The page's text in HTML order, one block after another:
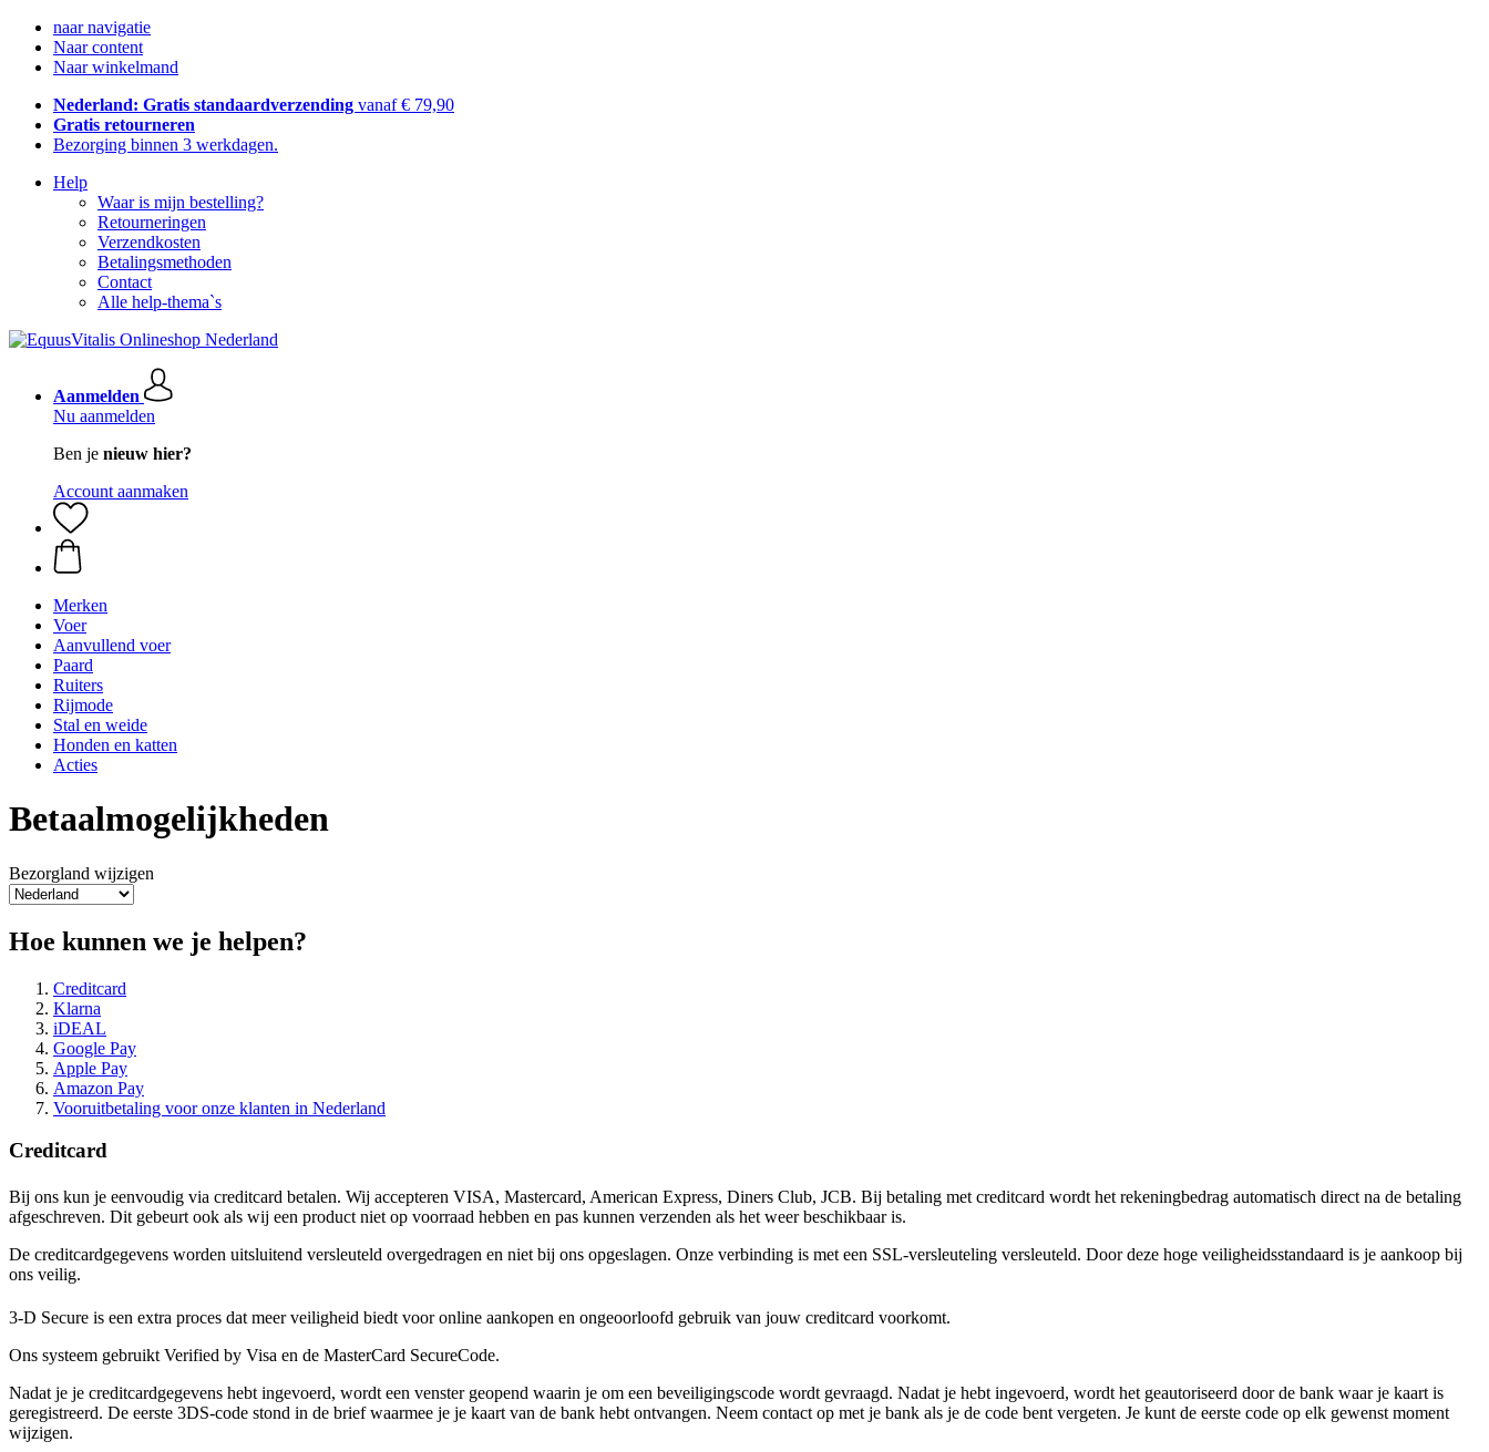
naar navigatie
Naar content
Naar winkelmand
Nederland: Gratis standaardverzending vanaf € 79,90
Gratis retourneren
Bezorging binnen 3 werkdagen.
Help
Waar is mijn bestelling?
Retourneringen
Verzendkosten
Betalingsmethoden
Contact
Alle help-thema`s
Aanmelden
Nu aanmelden
Ben je nieuw hier?
Account aanmaken
Merken
Voer
Aanvullend voer
Paard
Ruiters
Rijmode
Stal en weide
Honden en katten
Acties
Betaalmogelijkheden
Bezorgland wijzigen
Hoe kunnen we je helpen?
Creditcard
Klarna
iDEAL
Google Pay
Apple Pay
Amazon Pay
Vooruitbetaling voor onze klanten in Nederland
Creditcard
Bij ons kun je eenvoudig via creditcard betalen. Wij accepteren VISA, Mastercard, American Express, Diners Club, JCB. Bij betaling met creditcard wordt het rekeningbedrag automatisch direct na de betaling
afgeschreven. Dit gebeurt ook als wij een product niet op voorraad hebben en pas kunnen verzenden als het weer beschikbaar is.
De creditcardgegevens worden uitsluitend versleuteld overgedragen en niet bij ons opgeslagen. Onze verbinding is met een SSL-versleuteling versleuteld. Door deze hoge veiligheidsstandaard is je aankoop bij
ons veilig.
3-D Secure is een extra proces dat meer veiligheid biedt voor online aankopen en ongeoorloofd gebruik van jouw creditcard voorkomt.
Ons systeem gebruikt Verified by Visa en de MasterCard SecureCode.
Nadat je je creditcardgegevens hebt ingevoerd, wordt een venster geopend waarin je om een beveiligingscode wordt gevraagd. Nadat je hebt ingevoerd, wordt het geautoriseerd door de bank waar je kaart is
geregistreerd. De eerste 3DS-code stond in de brief waarmee je je kaart van de bank hebt ontvangen. Neem contact op met je bank als je de code bent vergeten. Je kunt de eerste code op elk gewenst moment
wijzigen.